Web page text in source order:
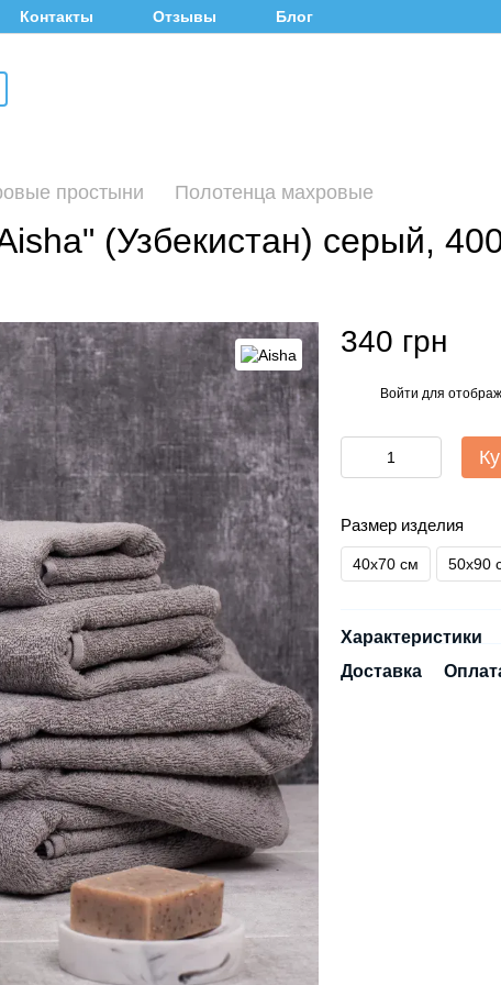
Контакты Отзывы
Блог
простыни Полотенца махровые
(Узбекистан) серый,
340 грн
Войти для
Размер изделия
40х70 см 50х90
Характеристики
Доставка